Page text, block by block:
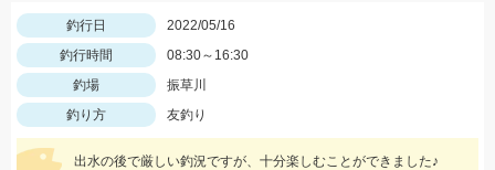
釣行日
2022/05/16
釣行時間
08:30～16:30
釣場
振草川
釣り方
友釣り
出水の後で厳しい釣況ですが、十分楽しむことができました♪